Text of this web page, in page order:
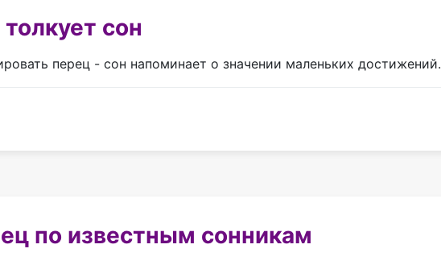
сон
перец - сон напоминает о значении маленьких достижений.
по известным сонникам